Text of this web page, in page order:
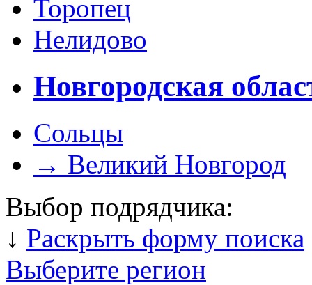
Торопец
Нелидово
Новгородская
Сольцы
→ Великий Новгород
Выбор подрядчика:
↓ Раскрыть форму поиска
Выберите регион